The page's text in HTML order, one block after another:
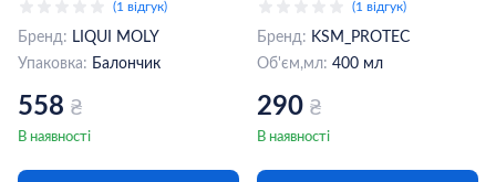
л (3953)
(1 відгук)
Бренд: LIQUI MOLY
Упаковка: Балончик
558 ₴
В наявності
(1 відгук)
Бренд: KSM_PROTEC
Об'єм,мл: 400 мл
290 ₴
В наявності